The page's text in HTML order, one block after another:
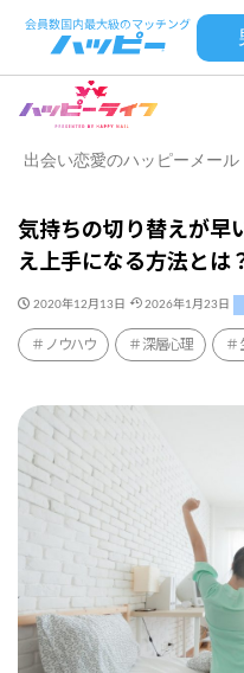
出会い恋愛のハッピーメール
気持ちの切り替えが早
え上手になる方法とは
2020年12月13日 2026年1月23日
ノウハウ 深層心理